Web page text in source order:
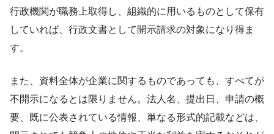
行政機関が職務上取得し、組織的に用いるものとして保有
していれば、行政文書として開示請求の対象になり得ま
す。
また、資料全体が企業に関するものであっても、すべてが
不開示になるとは限りません。法人名、提出日、申請の概
要、既に公表されている情報、単なる形式的記載などは、